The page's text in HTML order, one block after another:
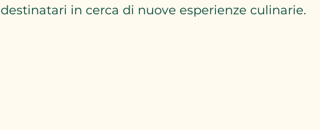
destinatari in cerca di nuove esperienze culinarie.